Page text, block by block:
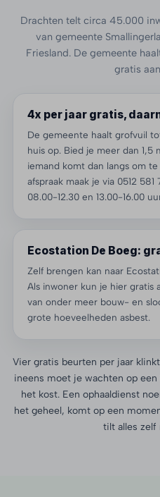
Drachten telt circa 45.000
van gemeente
Friesland. De gemeente
gratis
4x per jaar gratis,
De gemeente haalt grofvuil
huis op. Bied je meer dan 1,5
iemand komt dan langs om
afspraak maak je via 0512
08.00-12.30 en 13.00-16.00
Ecostation De Boeg:
Zelf brengen kan naar
Als inwoner kun je hier gratis
van onder meer bouw- en
grote hoeveelheden asbest.
Vier gratis beurten per jaar
ineens moet je wachten op
het kost. Een ophaaldienst
het geheel, komt op een
tilt alles zelf